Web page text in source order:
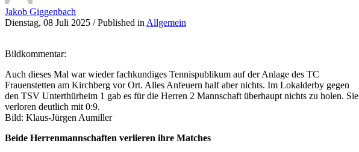
Jakob Giggenbach
Dienstag, 08 Juli 2025 / Published in Allgemein
Bildkommentar:
Auch dieses Mal war wieder fachkundiges Tennispublikum auf der Anlage des TC
Frauenstetten am Kirchberg vor Ort. Alles Anfeuern half aber nichts. Im Lokalderby gegen
den TSV Unterthürheim 1 gab es für die Herren 2 Mannschaft überhaupt nichts zu holen. Sie
verloren deutlich mit 0:9.
Bild: Klaus-Jürgen Aumiller
Beide Herrenmannschaften verlieren ihre Matches